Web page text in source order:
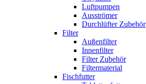
Luftpumpen
Ausströmer
Durchlüfter Zubehör
Filter
Außenfilter
Innenfilter
Filter Zubehör
Filtermaterial
Fischfutter